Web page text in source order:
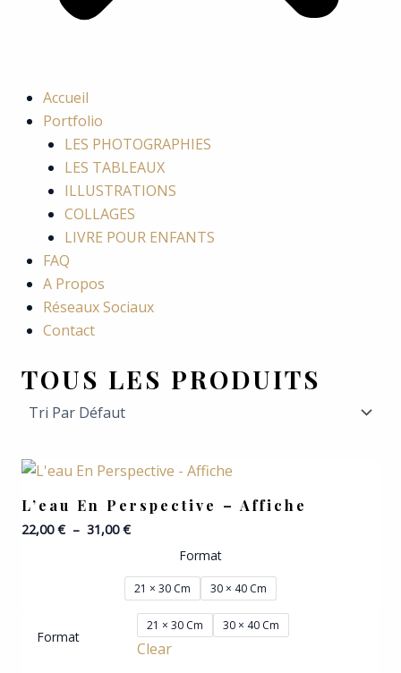
Accueil
Portfolio
LES PHOTOGRAPHIES
LES TABLEAUX
ILLUSTRATIONS
COLLAGES
LIVRE POUR ENFANTS
FAQ
A Propos
Réseaux Sociaux
Contact
TOUS LES PRODUITS
L’eau En Perspective – Affiche
22,00€ – 31,00€
Plage
De
22,00 €
À
Format
21 × 30 Cm 30 × 40 Cm
Format
21 × 30 Cm 30 × 40 Cm
Clear